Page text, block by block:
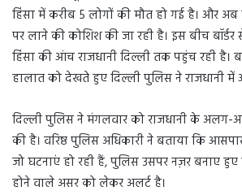
हिंसा में करीब 5 लोगों की मौत हो गई है। और
पर लाने की कोशिश की जा रही है। इस बीच
हिंसा की आंच राजधानी दिल्ली तक पहुंच रही है।
हालात को देखते हुए दिल्ली पुलिस ने राजधानी में
दिल्ली पुलिस ने मंगलवार को राजधानी के अलग-
की है। वरिष्ठ पुलिस अधिकारी ने बताया कि
जो घटनाएं हो रही हैं, पुलिस उसपर नज़र बनाए
होने वाले असर को लेकर अलर्ट है।